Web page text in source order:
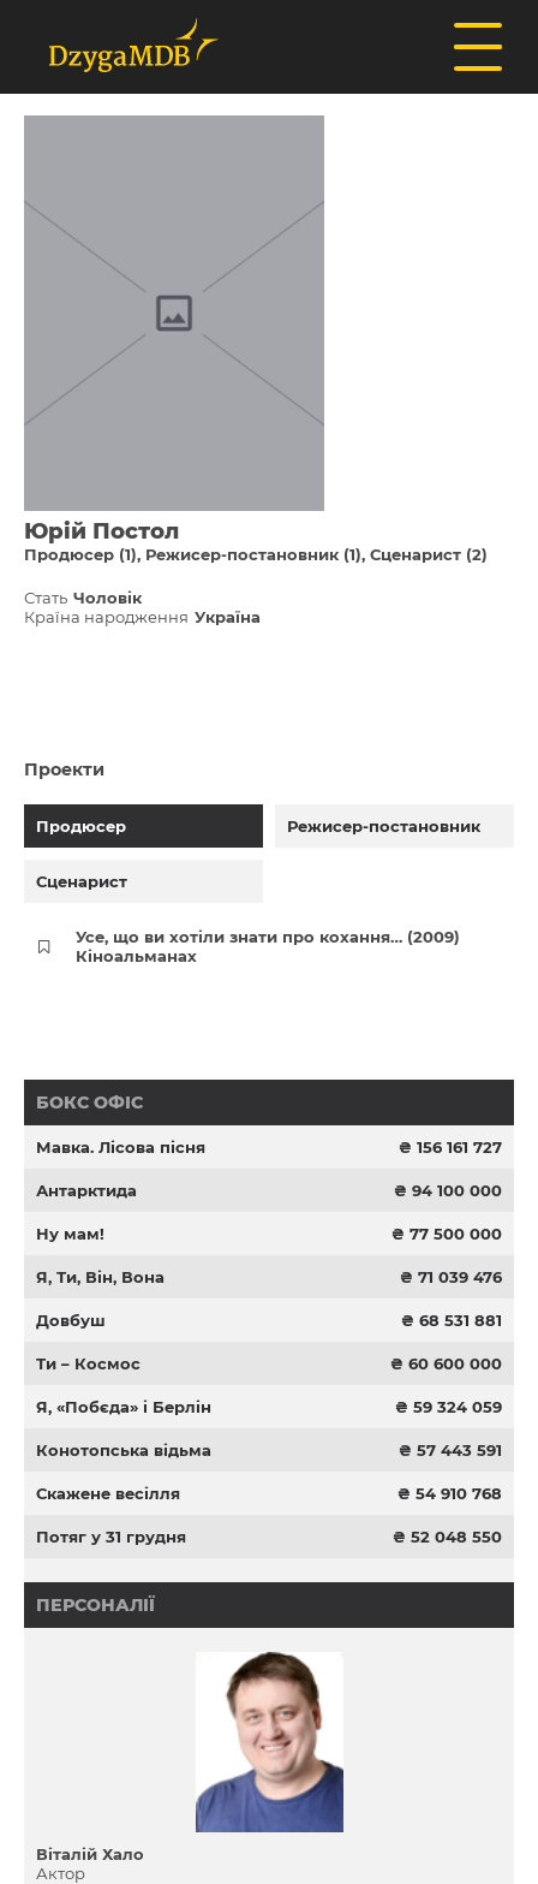
Юрiй Постол
Продюсер (1) Режисер-постановник (1) Сценарист (2)
Стать Чоловік
Країна народження Україна
Проекти
Продюсер Режисер-постановник
Сценарист
Усе, що ви хотіли знати про кохання… (2009)
Кіноальманах
БОКС ОФІС
Мавка. Лісова пісня ₴ 156 161 727
Антарктида ₴ 94 100 000
Ну мам! ₴ 77 500 000
Я, Ти, Він, Вона ₴ 71 039 476
Довбуш ₴ 68 531 881
Ти – Космос ₴ 60 600 000
Я, «Побєда» і Берлін ₴ 59 324 059
Конотопська відьма ₴ 57 443 591
Скажене весілля ₴ 54 910 768
Потяг у 31 грудня ₴ 52 048 550
ПЕРСОНАЛІЇ
Віталій Хало
Актор